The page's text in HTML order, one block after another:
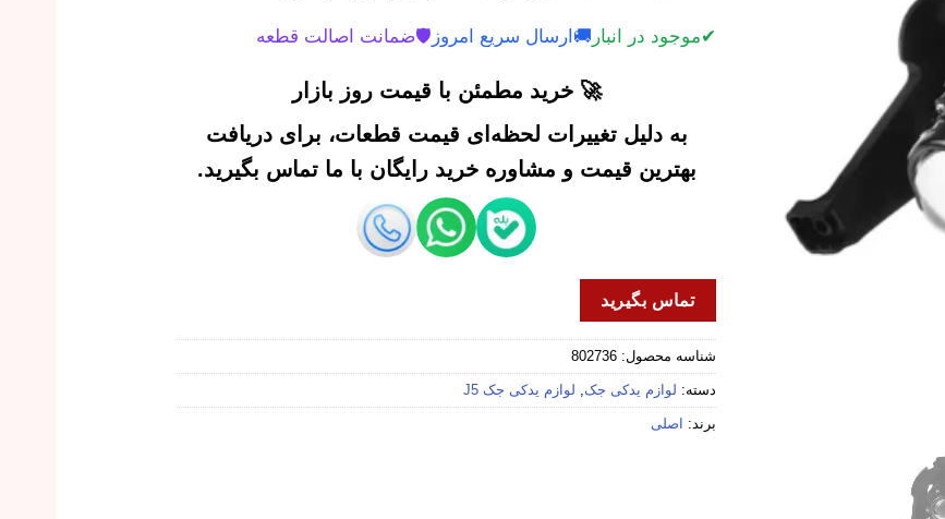
✔موجود در انبار 🚚 ارسال سریع امروز 🛡️ضمانت اصالت قطعه
🚀 خرید مطمئن با قیمت روز بازار
به دلیل تغییرات لحظه‌ای قیمت قطعات، برای دریافت
بهترین قیمت و مشاوره خرید رایگان با ما تماس بگیرید.
تماس بگیرید
شناسه محصول: 802736
دسته: لوازم یدکی جک لوازم یدکی جک J5
برند: اصلی